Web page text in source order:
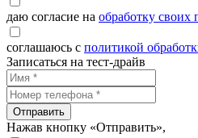
даю согласие на обработку
соглашаюсь с политикой
Записаться на тест-драйв
Отправить
Нажав кнопку «Отправить»,